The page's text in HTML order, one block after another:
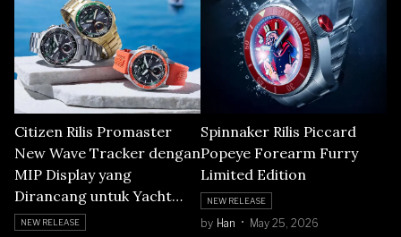
Citizen Rilis Promaster
New Wave Tracker dengan
MIP Display yang
Dirancang untuk Yacht
Racing
NEW RELEASE
Spinnaker Rilis Piccard
Popeye Forearm Furry
Limited Edition
NEW RELEASE
by Han May 25, 2026